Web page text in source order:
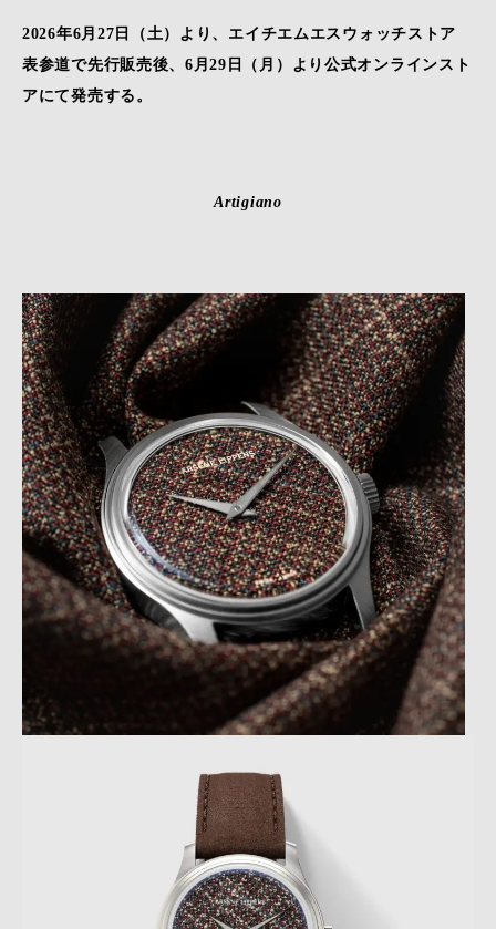
2026年6月27日（土）より、エイチエムエスウォッチストア
表参道で先行販売後、6月29日（月）より公式オンラインスト
アにて発売する。
Artigiano